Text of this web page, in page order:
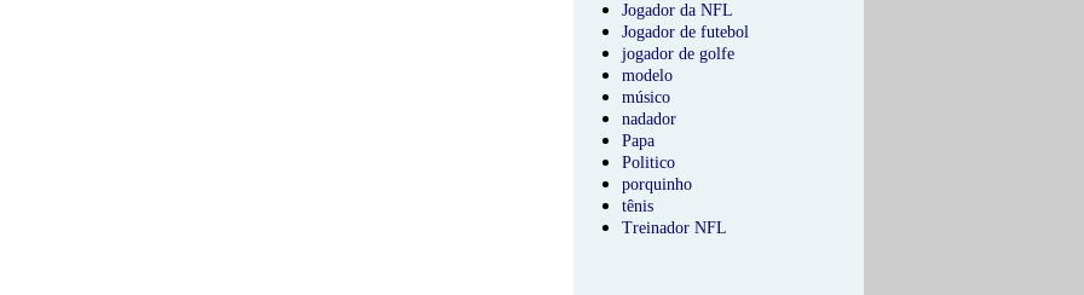
Jogador da NFL
Jogador de futebol
jogador de golfe
modelo
músico
nadador
Papa
Politico
porquinho
tênis
Treinador NFL